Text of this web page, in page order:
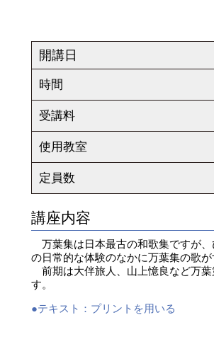
開講日
時間
受講料
使用教室
定員数
講座内容
万葉集は日本最古の和歌集ですが
の日常的な体験のなかに万葉集の歌
前期は大伴旅人、山上憶良など万
す。
●テキスト： プリントを用いる